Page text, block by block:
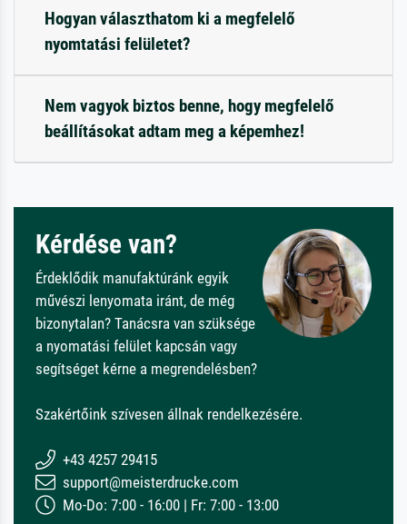
Hogyan választhatom ki a megfelelő
nyomtatási felületet?
Nem vagyok biztos benne, hogy megfelelő
beállításokat adtam meg a képemhez!
Kérdése van?
Érdeklődik manufaktúránk egyik
művészi lenyomata iránt, de még
bizonytalan? Tanácsra van szüksége
a nyomatási felület kapcsán vagy
segítséget kérne a megrendelésben?
Szakértőink szívesen állnak rendelkezésére.
+43 4257 29415
support@meisterdrucke.com
Mo-Do: 7:00 - 16:00 | Fr: 7:00 - 13:00